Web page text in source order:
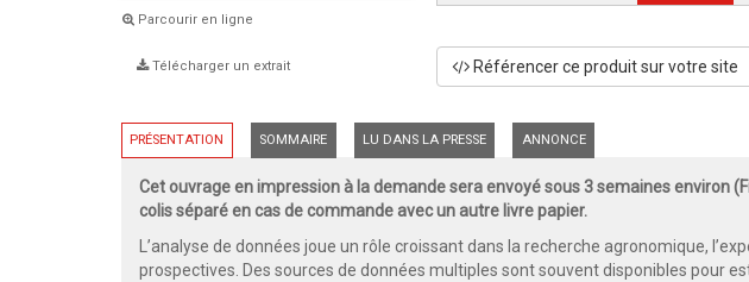
Parcourir en ligne
Télécharger un extrait Référencer ce produit sur votre site
PRÉSENTATION SOMMAIRE LU DANS LA PRESSE ANNONCE
Cet ouvrage en impression à la demande sera envoyé sous 3 semaines environ
colis séparé en cas de commande avec un autre livre papier.
L’analyse de données joue un rôle croissant dans la recherche agronomique,
prospectives. Des sources de données multiples sont souvent disponibles pour